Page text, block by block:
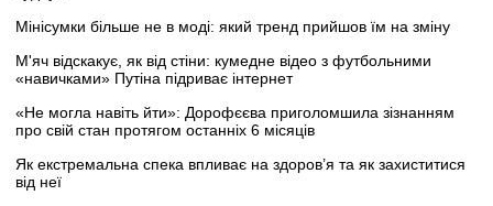
Мінісумки більше не в моді: який тренд прийшов їм на зміну
М'яч відскакує, як від стіни: кумедне відео з футбольними
«навичками» Путіна підриває інтернет
«Не могла навіть йти»: Дорофєєва приголомшила зізнанням
про свій стан протягом останніх 6 місяців
Як екстремальна спека впливає на здоров’я та як захиститися
від неї